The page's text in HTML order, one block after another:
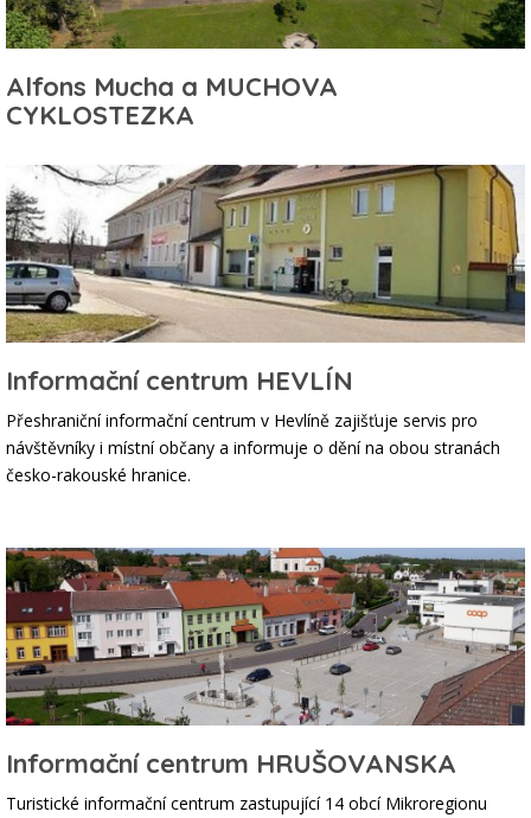
Alfons Mucha a MUCHOVA
CYKLOSTEZKA
Informační centrum HEVLÍN
Přeshraniční informační centrum v Hevlíně zajišťuje servis pro
návštěvníky i místní občany a informuje o dění na obou stranách
česko-rakouské hranice.
Informační centrum HRUŠOVANSKA
Turistické informační centrum zastupující 14 obcí Mikroregionu